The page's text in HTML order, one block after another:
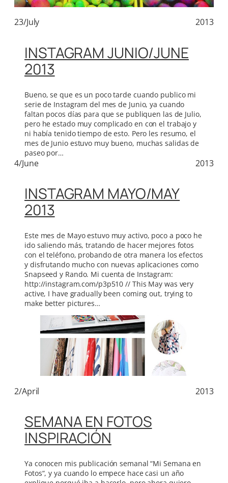
23/July 2013
INSTAGRAM JUNIO/JUNE
2013
Bueno, se que es un poco tarde cuando publico mi
serie de Instagram del mes de Junio, ya cuando
faltan pocos días para que se publiquen las de Julio,
pero he estado muy complicado en con el trabajo y
ni había tenido tiempo de esto. Pero les resumo, el
mes de Junio estuvo muy bueno, muchas salidas de
paseo por…
4/June 2013
INSTAGRAM MAYO/MAY
2013
Este mes de Mayo estuvo muy activo, poco a poco he
ido saliendo más, tratando de hacer mejores fotos
con el teléfono, probando de otra manera los efectos
y disfrutando mucho con nuevas aplicaciones como
Snapseed y Rando. Mi cuenta de Instagram:
http://instagram.com/p3p510 // This May was very
active, I have gradually been coming out, trying to
make better pictures…
2/April 2013
SEMANA EN FOTOS
INSPIRACIÓN
Ya conocen mis publicación semanal “Mi Semana en
Fotos“, y ya cuando lo empece hace casi un año